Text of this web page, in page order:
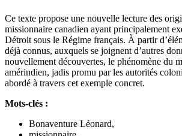
Ce texte propose une nouvelle lecture des
missionnaire canadien ayant principalement
Détroit sous le Régime français. À partir
déjà connus, auxquels se joignent d’autres
nouvellement découvertes, le phénomène du
amérindien, jadis promu par les autorités
abordé à travers cet exemple concret.
Mots-clés :
Bonaventure Léonard,